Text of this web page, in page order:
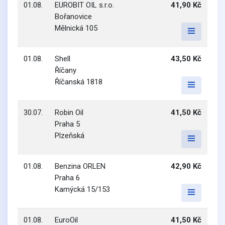
01.08.
EUROBIT OIL s.r.o.
Bořanovice
Mělnická 105
41,90 Kč
01.08.
Shell
Říčany
Říčanská 1818
43,50 Kč
30.07.
Robin Oil
Praha 5
Plzeňská
41,50 Kč
01.08.
Benzina ORLEN
Praha 6
Kamýcká 15/153
42,90 Kč
01.08.
EuroOil
41,50 Kč